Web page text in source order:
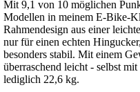
Mit 9,1 von 10 möglichen
Modellen in meinem E-Bike-
Rahmendesign aus einer
nur für einen echten
besonders stabil. Mit einem
überraschend leicht - selbst
lediglich 22,6 kg.